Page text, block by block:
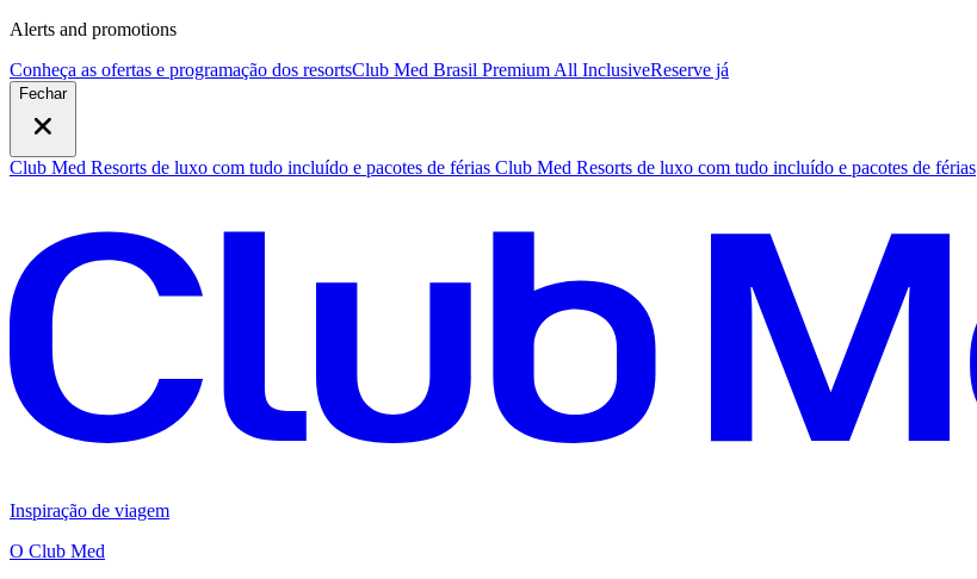
Alerts and promotions
Conheça as ofertas e programação dos resortsClub Med Brasil Premium All InclusiveReserve já
Fechar
Club Med Resorts de luxo com tudo incluído e pacotes de férias Club Med Resorts de luxo com tudo incluído e pacotes de férias
Inspiração de viagem
O Club Med